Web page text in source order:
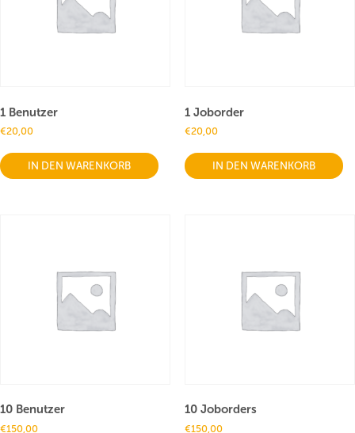
1 Benutzer
€20,00
IN DEN WARENKORB
1 Joborder
€20,00
IN DEN WARENKORB
10 Benutzer
€150,00
10 Joborders
€150,00